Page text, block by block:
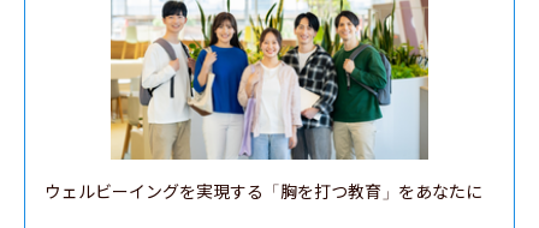
ウェルビーイングを実現する「胸を打つ教育」をあなたに